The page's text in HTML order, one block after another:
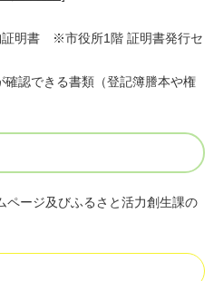
明書 ※市役所1階 証明書発行セ
認できる書類（登記簿謄本や権
ージ及びふるさと活力創生課の